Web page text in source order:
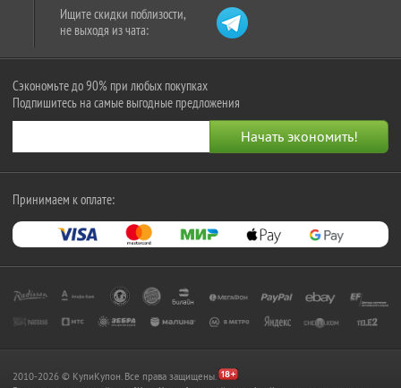
Ищите скидки поблизости,
не выходя из чата:
Сэкономьте до 90% при любых покупках
Подпишитесь на самые выгодные предложения
Принимаем к оплате:
2010-2026 © КупиКупон. Все права защищены.